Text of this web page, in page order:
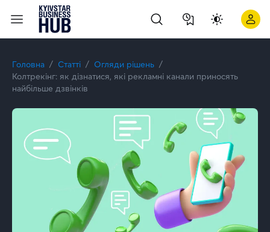
Головна Статті
Огляди рішень
Колтрекінг: як дізнатися, які рекламні канали приносять
найбільше дзвінків
Колтрекінг: як дізнатися, які рекламні канали приносять